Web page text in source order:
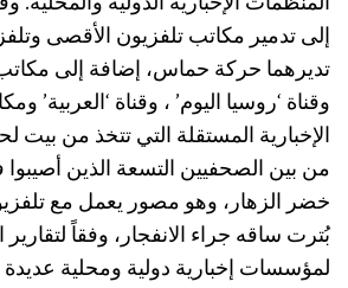
إلى تدمير مكاتب تلفزيون الأقصى
تديرهما حركة حماس، إضافة إلى
وقناة ‘روسيا اليوم’ ، وقناة ‘العربية’
الإخبارية المستقلة التي تتخذ من بيت
من بين الصحفيين التسعة الذين
خضر الزهار، وهو مصور يعمل مع
بُترت ساقه جراء الانفجار، وفقاً
لمؤسسات إخبارية دولية ومحلية